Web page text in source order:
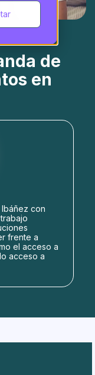
de
en
con
frente a
el acceso a
acceso a